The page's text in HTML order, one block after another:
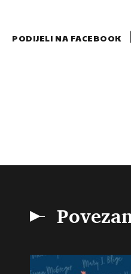
PODIJELI NA FACEBOOK